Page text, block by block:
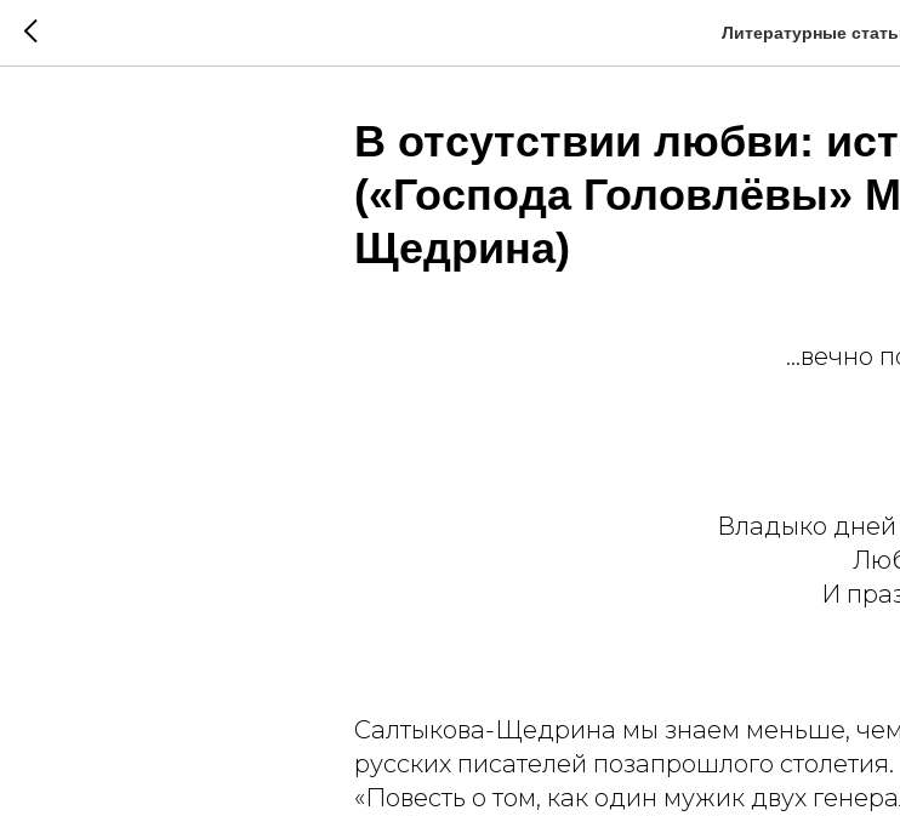
Литературные
В отсутствии любви:
(«Господа Головлёвы»
Щедрина)
...вечно
Владыко дней
И
Салтыкова-Щедрина мы знаем меньше, чем
русских писателей позапрошлого
«Повесть о том, как один мужик двух